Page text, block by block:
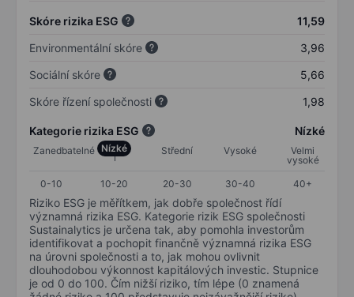
Skóre rizika ESG
11,59
Environmentální skóre
3,96
Sociální skóre
5,66
Skóre řízení společnosti
1,98
Kategorie rizika ESG Nízké
Zanedbatelné Nízké Střední Vysoké
Velmi
vysoké
0-10
10-20 20-30 30-40 40+
Riziko ESG je měřítkem, jak dobře společnost řídí
významná rizika ESG. Kategorie rizik ESG společnosti
Sustainalytics je určena tak, aby pomohla investorům
identifikovat a pochopit finančně významná rizika ESG
na úrovni společnosti a to, jak mohou ovlivnit
dlouhodobou výkonnost kapitálových investic. Stupnice
je od 0 do 100. Čím nižší riziko, tím lépe (0 znamená